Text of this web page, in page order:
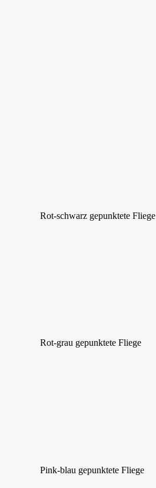
Rot-schwarz gepunktete Fliege
Rot-grau gepunktete Fliege
Pink-blau gepunktete Fliege